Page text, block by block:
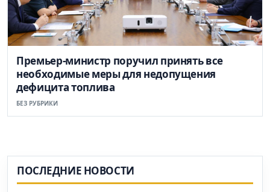
Премьер-министр поручил принять все
необходимые меры для недопущения
дефицита топлива
БЕЗ РУБРИКИ
ПОСЛЕДНИЕ НОВОСТИ